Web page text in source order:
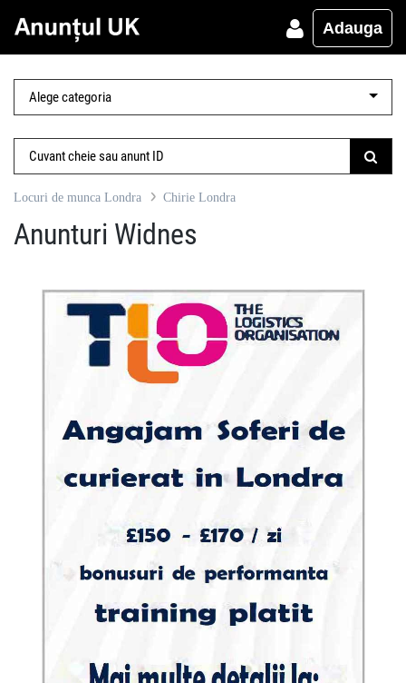
Adauga
Locuri de munca Londra Chirie Londra
Anunturi Widnes